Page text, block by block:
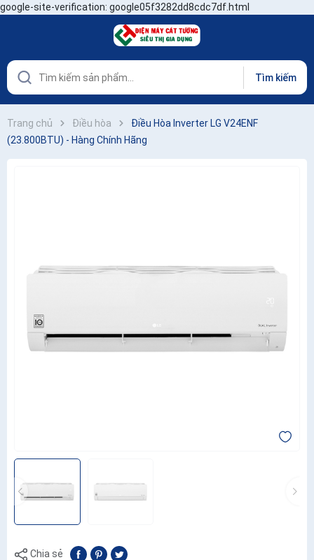
google-site-verification: google05f3282dd8cdc7df.html
Tìm kiếm
Trang chủ Điều hòa
Điều Hòa Inverter LG V24ENF
(23.800BTU) - Hàng Chính Hãng
Chia sẻ